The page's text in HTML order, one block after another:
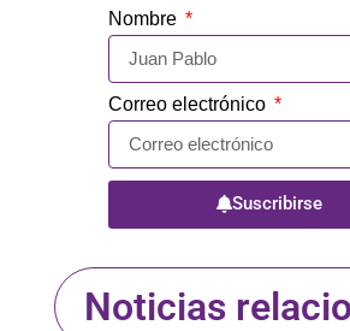
Nombre
Correo electrónico
Suscribirse
Noticias